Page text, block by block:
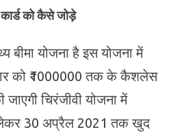
को कैसे जोड़े
बीमा योजना है इस योजना में
को ₹1000000 तक के कैशलेस
चिरंजीवी योजना में
लेकर 30 अप्रैल 2021 तक खुद